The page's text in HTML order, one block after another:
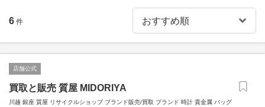
6 件
店舗公式
買取と販売 質屋 MIDORIYA
川越 銀座 質屋 リサイクルショップ ブランド販売/買取 ブランド 時計 貴金属 バッグ